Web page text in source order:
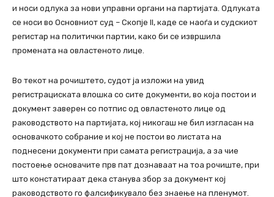
и носи одлука за нови управни органи на партијата. Одлуката
се носи во Основниот суд – Скопје II, каде се наоѓа и судскиот
регистар на политички партии, како би се извршила
промената на овластеното лице.
Во текот на рочиштето, судот ја изложи на увид
регистрациската влошка со сите документи, во која постои и
документ заверен со потпис од овластеното лице од
раководството на партијата, кој никогаш не бил изгласан на
основачкото собрание и кој не постои во листата на
поднесени документи при самата регистрација, а за чие
постоење основачите прв пат дознаваат на тоа рочиште, при
што констатираат дека станува збор за документ кој
раководството го фалсификувало без знаење на пленумот.